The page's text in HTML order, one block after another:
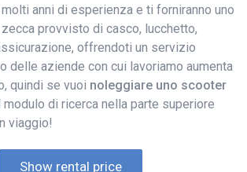
anni di esperienza e ti forniranno uno
provvisto di casco, lucchetto,
offrendoti un servizio
delle aziende con cui lavoriamo aumenta
quindi se vuoi noleggiare uno scooter
modulo di ricerca nella parte superiore
viaggio!
Show rental price